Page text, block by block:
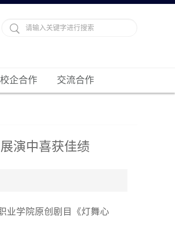
校企合作 交流合作
演中喜获佳绩
业学院原创剧目《灯舞心